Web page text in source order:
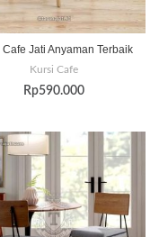
Cafe Jati Anyaman Terbaik
Kursi Cafe
Rp590.000